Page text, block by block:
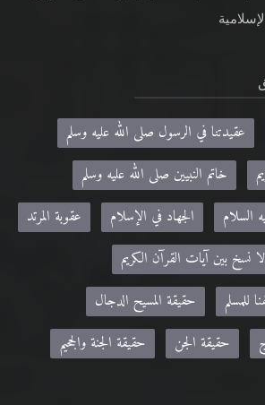
عقيدتنا في الرسول صلى الله عليه وسلم
خاتم النبيين صلى الله عليه وسلم
السلام
الجهاد في الإسلام
عقوبة المرتد
لا نسخ بين آيات القرآن الكريم
للمسلم
حقيقة المسيح الدجال
حقيقة الجن
حقيقة الجنة والجحيم